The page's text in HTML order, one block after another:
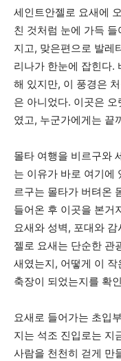
세인트안젤로 요새에
친 것처럼 눈에 가득
지고, 맞은편으로 발레
리나가 한눈에 잡힌다.
해 있지만, 이 풍경은
은 아니었다. 이곳은
였고, 누군가에게는 끝
몰타 여행을 비르구와
는 이유가 바로 여기에
르구는 몰타가 버텨온
들어온 후 이곳을 본거
요새와 성벽, 포대와
젤로 요새는 단순한 관
새였는지, 어떻게 이
축장이 되었는지를 확
요새로 들어가는 초입
지는 석조 진입로는 지
사람을 천천히 걷게 만